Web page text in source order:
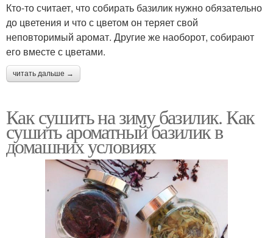
Кто-то считает, что собирать базилик нужно обязательно
до цветения и что с цветом он теряет свой
неповторимый аромат. Другие же наоборот, собирают
его вместе с цветами.
читать дальше →
Как сушить на зиму базилик. Как
сушить ароматный базилик в
домашних условиях